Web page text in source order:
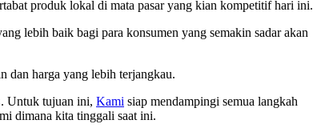
produk lokal di mata pasar yang kian kompetitif hari ini.
lebih baik bagi para konsumen yang semakin sadar akan
dan harga yang lebih terjangkau.
Untuk tujuan ini, Kami siap mendampingi semua langkah
dimana kita tinggali saat ini.